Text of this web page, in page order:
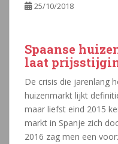
25/10/2018
Spaanse
laat
De crisis die jarenlang
huizenmarkt lijkt
maar liefst eind 2015
markt in Spanje zich
2016 zag men een